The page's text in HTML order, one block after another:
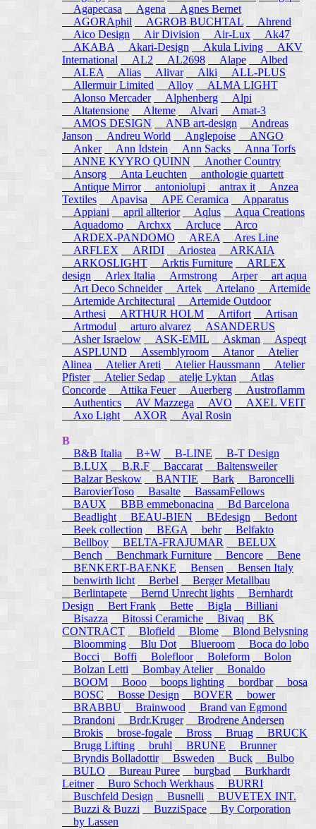
Agapecasa
Agena
Agnes Bernet
AGORAphil
AGROB BUCHTAL
Ahrend
Aico Design
Air Division Air-Lux
Ak47
AKABA
Akari-Design Akula Living
AKV
International
AL2 AL2698 Alape
Albed
ALEA
Alias Alivar Alki
ALL-PLUS
Allermuir Limited
Alloy
ALMA LIGHT
Alonso Mercader
Alphenberg
Alpi
Altatensione
Alteme Alvari
Amat-3
AMOS DESIGN
ANB art-design
Andreas
Janson
Andreu World Anglepoise
ANGO
Anker
Ann Idstein Ann Sacks
Anna Torfs
ANNE KYYRO QUINN
Another Country
Ansorg
Anta Leuchten
anthologie quartett
Antique Mirror
antoniolupi antrax it
Anzea
Textiles
Apavisa APE Ceramica
Apparatus
Appiani
april allterior Aqlus Aqua Creations
Aquadomo
Archxx Arcluce
Arco
ARDEX-PANDOMO
AREA
Ares Line
ARFLEX
ARIDI Ariostea
ARKAIA
ARKOSLIGHT
Arktis Furniture
ARLEX
design
Arlex Italia Armstrong Arper
art aqua
Art Deco Schneider
Artek Artelano
Artemide
Artemide Architectural
Artemide Outdoor
Arthesi
ARTHUR HOLM Artifort
Artisan
Artmodul
arturo alvarez
ASANDERUS
Asher Israelow
ASK-EMIL Askman
Aspeqt
ASPLUND
Assemblyroom Atanor
Atelier
Alinea
Atelier Areti Atelier Haussmann
Atelier
Pfister
Atelier Sedap atelje Lyktan
Atlas
Concorde
Attika Feuer Auerberg
Austroflamm
Authentics
AV Mazzega AVO
AXEL VEIT
Axo Light
AXOR Ayal Rosin
B
B&B Italia
B+W B-LINE
B-T Design
B.LUX
B.R.F Baccarat
Baltensweiler
Balzar Beskow
BANTIE Bark
Baroncelli
BarovierToso
Basalte
BassamFellows
BAUX
BBB emmebonacina
Bd Barcelona
Beadlight
BEAU-BIEN BEdesign
Bedont
Beek collection
BEGA behr
Belfakto
Bellboy
BELTA-FRAJUMAR
BELUX
Bench
Benchmark Furniture Bencore
Bene
BENKERT-BAENKE
Bensen
Bensen Italy
benwirth licht
Berbel
Berger Metallbau
Berlintapete
Bernd Unrecht lights
Bernhardt
Design
Bert Frank Bette Bigla
Billiani
Bisazza
Bitossi Ceramiche Bivaq
BK
CONTRACT
Blofield Blome Blond Belysning
Bloomming
Blu Dot Blueroom
Boca do lobo
Bocci
Boffi Bolefloor Boleform
Bolon
Bolzan Letti
Bombay Atelier
Bonaldo
BOOM
Booo boops lighting bordbar
bosa
BOSC
Bosse Design BOVER
bower
BRABBU
Brainwood
Brand van Egmond
Brandoni
Brdr.Kruger
Brodrene Andersen
Brokis
brose-fogale Bross Bruag
BRUCK
Brugg Lifting
bruhl BRUNE
Brunner
Bryndis Bolladottir
Bsweden Buck
Bulbo
BULO
Bureau Puree burgbad
Burkhardt
Leitner
Buro Schoch Werkhaus
BURRI
Buschfeld Design
Busnelli
BUVETEX INT.
Buzzi & Buzzi
BuzziSpace By Corporation
by Lassen